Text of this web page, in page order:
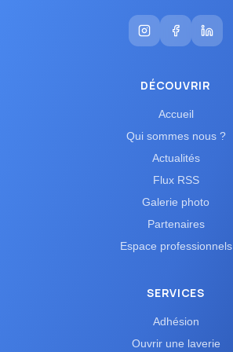
DÉCOUVRIR
Accueil
Qui sommes nous ?
Actualités
Flux RSS
Galerie photo
Partenaires
Espace professionnels
SERVICES
Adhésion
Ouvrir une laverie